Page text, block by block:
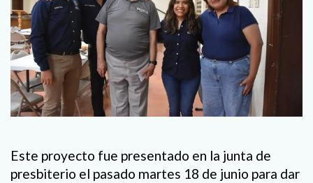
Este proyecto fue presentado en la junta de
presbiterio el pasado martes 18 de junio para dar